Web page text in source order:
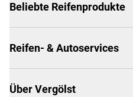
Beliebte Reifenprodukte
Reifen- & Autoservices
Über Vergölst